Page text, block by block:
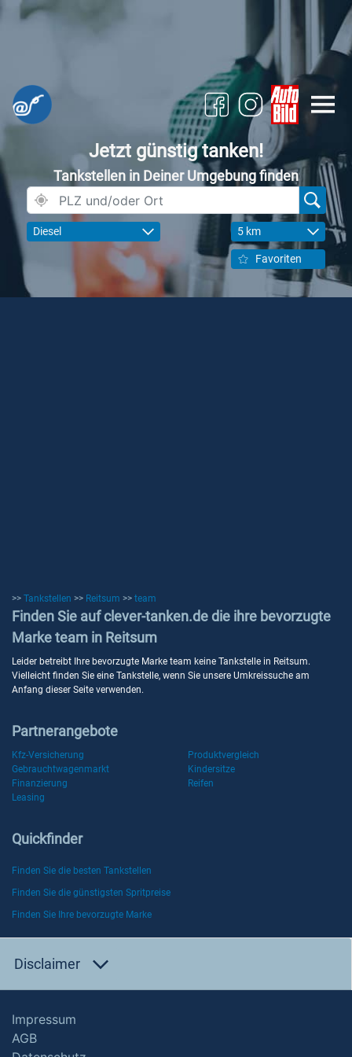
Jetzt günstig tanken!
Tankstellen in Deiner Umgebung finden
Diesel 5 km
Favoriten
>> Tankstellen >> Reitsum >> team
Finden Sie auf clever-tanken.de die ihre bevorzugte
Marke team in Reitsum
Leider betreibt Ihre bevorzugte Marke team keine Tankstelle in Reitsum.
Vielleicht finden Sie eine Tankstelle, wenn Sie unsere Umkreissuche am
Anfang dieser Seite verwenden.
Partnerangebote
Kfz-Versicherung
Produktvergleich
Gebrauchtwagenmarkt
Kindersitze
Finanzierung
Reifen
Leasing
Quickfinder
Finden Sie die besten Tankstellen
Finden Sie die günstigsten Spritpreise
Finden Sie Ihre bevorzugte Marke
Disclaimer
Impressum
AGB